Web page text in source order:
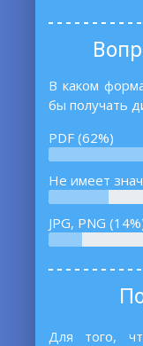
В каком
бы получать
PDF (62%)
Не имеет
JPG, PNG
Для того,